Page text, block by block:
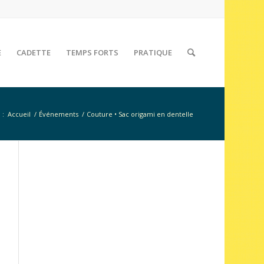
CADETTE TEMPS FORTS PRATIQUE
: Accueil / Événements / Couture • Sac origami en dentelle